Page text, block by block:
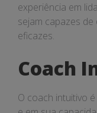
experiência em
sejam capazes
eficazes.
Coach
O coach intuitivo